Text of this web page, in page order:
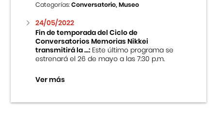
Categorías:Conversatorio, Museo
24/05/2022
Fin de temporada del Ciclo de
Conversatorios Memorias Nikkei
transmitirá la ...:Este último programa se
estrenará el 26 de mayo a las 7:30 p.m.
Ver más